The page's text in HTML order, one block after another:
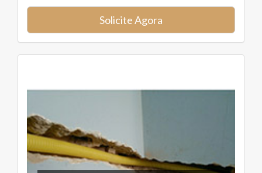
Solicite Agora